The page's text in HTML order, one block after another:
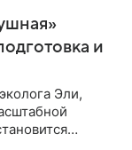
и
Эли,